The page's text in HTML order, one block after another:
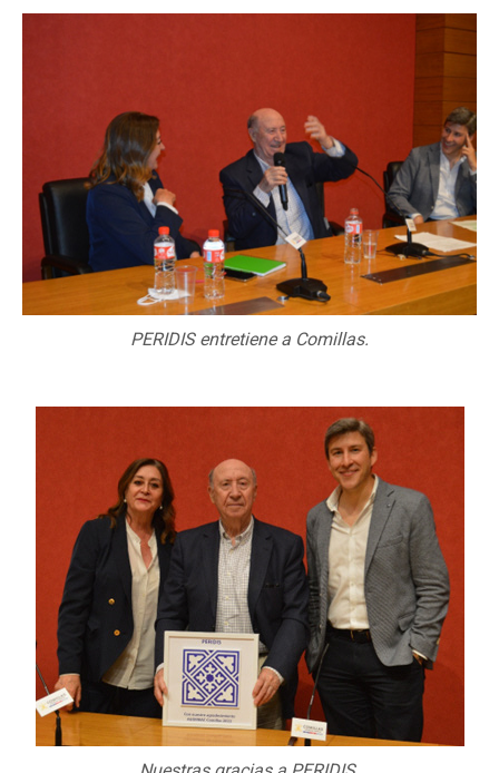
PERIDIS entretiene a Comillas.